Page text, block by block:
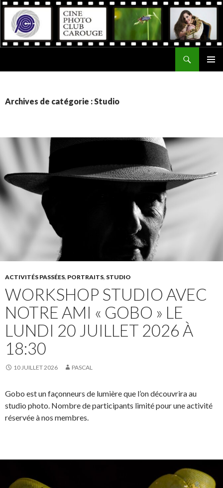
Archives de catégorie : Studio
ACTIVITÉS PASSÉES, PORTRAITS, STUDIO
WORKSHOP STUDIO AVEC
NOTRE AMI « GOBO » LE
LUNDI 20 JUILLET 2026 À
18:30
10 JUILLET 2026 PASCAL
Gobo est un façonneurs de lumière que l’on découvrira au
studio photo. Nombre de participants limité pour une activité
réservée à nos membres.